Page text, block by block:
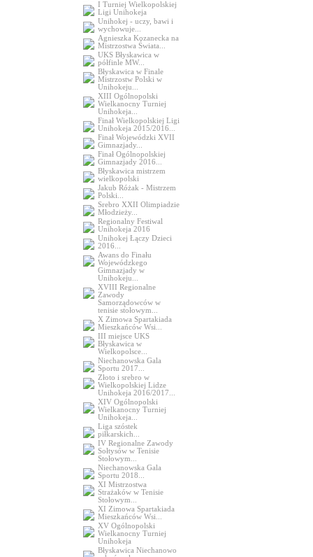
I Turniej Wielkopolskiej
Ligi Unihokeja
Unihokej - uczy, bawi i
wychowuje...
Agnieszka Kozanecka na
Mistrzostwa Świata...
UKS Błyskawica w
półfinle MW...
Błyskawica w Finale
Mistrzostw Polski w
Unihokeju...
XIII Ogólnopolski
Wielkanocny Turniej
Unihokeja...
Finał Wielkopolskiej Ligi
Unihokeja 2015/2016...
Finał Wojewódzki XVII
Gimnazjady...
Finał Ogólnopolskiej
Gimnazjady 2016...
Błyskawica mistrzem
wielkopolski
Jakub Różak - Mistrzem
Polski...
Srebro XXII Olimpiadzie
Młodzieży...
Regionalny Festiwal
Unihokeja 2016
Unihokej Łączy Dzieci
2016...
Awans do Finału
Wojewódzkego
Gimnazjady w
Unihokeju...
XVIII Regionalne
Zawody
Samorządowców w
tenisie stołowym...
X Zimowa Spartakiada
Mieszkańców Wsi...
III miejsce UKS
Błyskawica w
Wielkopolsce...
Niechanowska Gala
Sportu 2017...
Złoto i srebro w
Wielkopolskiej Lidze
Unihokeja 2016/2017...
XIV Ogólnopolski
Wielkanocny Turniej
Unihokeja...
Liga szóstek
piłkarskich...
IV Regionalne Zawody
Sołtysów w Tenisie
Stołowym...
Niechanowska Gala
Sportu 2018...
XI Mistrzostwa
Strażaków w Tenisie
Stołowym...
XI Zimowa Spartakiada
Mieszkańców Wsi...
XV Ogólnopolski
Wielkanocny Turniej
Unihokeja
Błyskawica Niechanowo